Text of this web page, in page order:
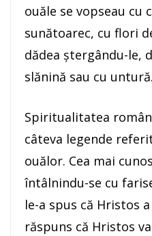
ouăle se vopseau cu
sunătoarec, cu flori
dădea ştergându-le,
slănină sau cu untură.
Spiritualitatea
câteva legende
ouălor. Cea mai
întâlnindu-se cu
le-a spus că Hristos
răspuns că Hristos